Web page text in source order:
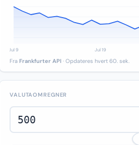
Fra Frankfurter API · Opdateres hvert 60. sek.
VALUTAOMREGNER